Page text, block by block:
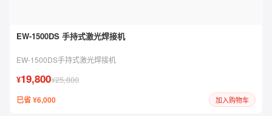
EW-1500DS 手持式激光焊接机
EW-1500DS手持式激光焊接机
¥19,800¥25,800
已省 ¥6,000 加入购物车